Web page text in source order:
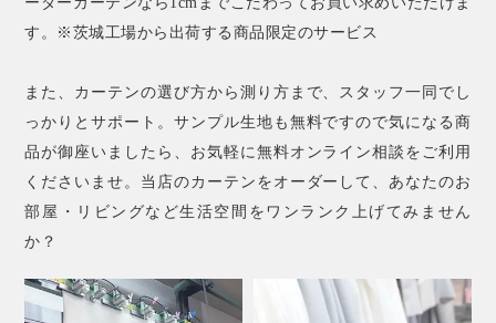
す。※茨城工場から出荷する商品限定のサービス
また、カーテンの選び方から測り方まで、スタッフ一同でし
っかりとサポート。サンプル生地も無料ですので気になる商
品が御座いましたら、お気軽に無料オンライン相談をご利用
くださいませ。当店のカーテンをオーダーして、あなたのお
部屋・リビングなど生活空間をワンランク上げてみません
か？